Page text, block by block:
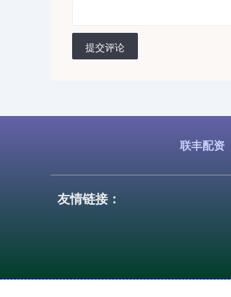
提交评论
联丰配资
友情链接：